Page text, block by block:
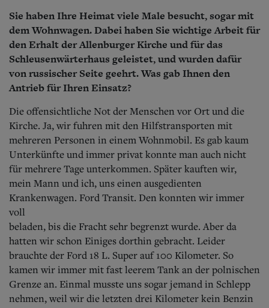
Sie haben Ihre Heimat viele Male besucht, sogar mit
dem Wohnwagen. Dabei haben Sie wichtige Arbeit für
den Erhalt der Allenburger Kirche und für das
Schleusenwärterhaus geleistet, und wurden dafür
von russischer Seite geehrt. Was gab Ihnen den
Antrieb für Ihren Einsatz?
Die offensichtliche Not der Menschen vor Ort und die
Kirche. Ja, wir fuhren mit den Hilfstransporten mit
mehreren Personen in einem Wohnmobil. Es gab kaum
Unterkünfte und immer privat konnte man auch nicht
für mehrere Tage unterkommen. Später kauften wir,
mein Mann und ich, uns einen ausgedienten
Krankenwagen. Ford Transit. Den konnten wir immer
voll
beladen, bis die Fracht sehr begrenzt wurde. Aber da
hatten wir schon Einiges dorthin gebracht. Leider
brauchte der Ford 18 L. Super auf 100 Kilometer. So
kamen wir immer mit fast leerem Tank an der polnischen
Grenze an. Einmal musste uns sogar jemand in Schlepp
nehmen, weil wir die letzten drei Kilometer kein Benzin